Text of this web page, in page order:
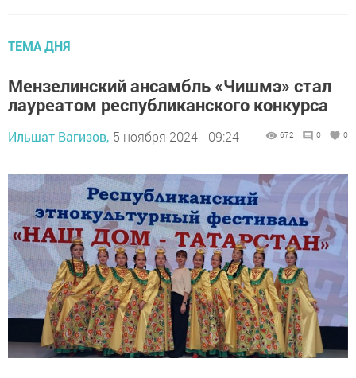
ТЕМА ДНЯ
Мензелинский ансамбль «Чишмэ» стал
лауреатом республиканского конкурса
Ильшат Вагизов, 5 ноября 2024 - 09:24 672 0 0